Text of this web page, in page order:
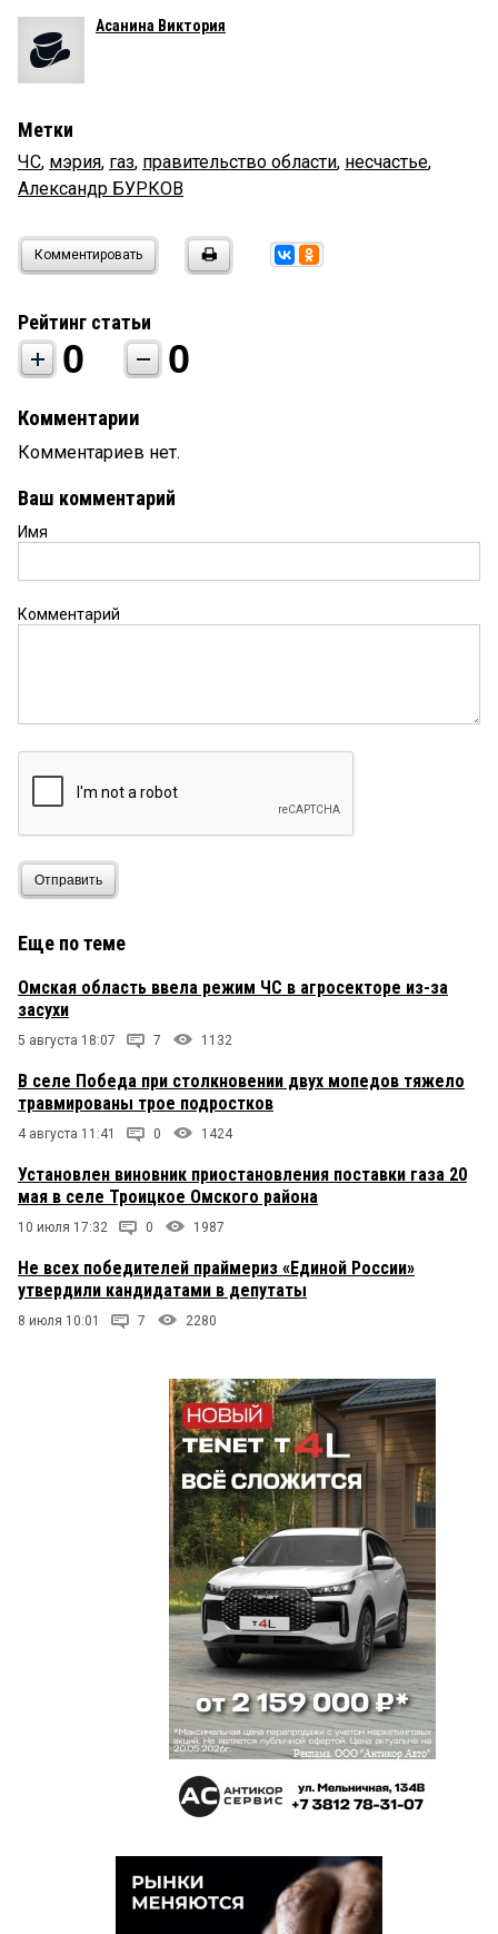
Асанина Виктория
Метки
ЧС, мэрия, газ, правительство области, несчастье,
Александр БУРКОВ
Комментировать
Рейтинг статьи
0 0
Комментарии
Комментариев нет.
Ваш комментарий
Имя
Комментарий
Отправить
Еще по теме
Омская область ввела режим ЧС в агросекторе из-за
засухи
5 августа 18:07 7 1132
В селе Победа при столкновении двух мопедов тяжело
травмированы трое подростков
4 августа 11:41 0 1424
Установлен виновник приостановления поставки газа 20
мая в селе Троицкое Омского района
10 июля 17:32 0 1987
Не всех победителей праймериз «Единой России»
утвердили кандидатами в депутаты
8 июля 10:01 7 2280